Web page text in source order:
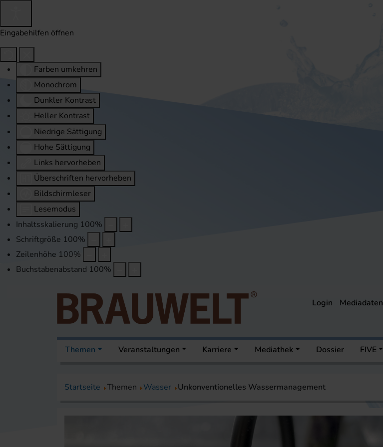
Eingabehilfen öffnen
Farben umkehren
Monochrom
Dunkler Kontrast
Heller Kontrast
Niedrige Sättigung
Hohe Sättigung
Links hervorheben
Überschriften hervorheben
Bildschirmleser
Lesemodus
Inhaltsskalierung 100%
Schriftgröße 100%
Zeilenhöhe 100%
Buchstabenabstand 100%
Login Mediadaten
Themen Veranstaltungen Karriere Mediathek Dossier FIVE
Startseite Themen Wasser Unkonventionelles Wassermanagement